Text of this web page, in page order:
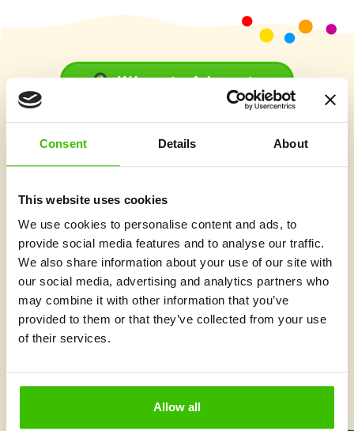
Consent Details About
This website uses cookies
We use cookies to personalise content and ads, to
provide social media features and to analyse our traffic.
We also share information about your use of our site with
our social media, advertising and analytics partners who
may combine it with other information that you’ve
provided to them or that they’ve collected from your use
of their services.
Allow all
Válassz tanfolyamot
Az alapítók szava
játéknak élnék meg
gyakorlásnak. Minden edzés egy olyan élmény legyen
számukra, amitől lelkesen és boldogan térnek haza.
Hisszük, hogy aGymnathlon az első lépés lehet ahhoz,
hogy a sport egész életükben a szívükhöz közel
álljon.
Alapítók: Jan Březina és Martin Jahoda